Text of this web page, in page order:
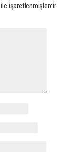
ile işaretlenmişlerdir